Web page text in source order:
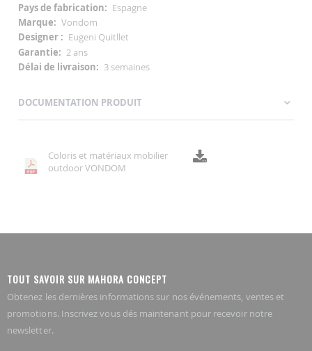
Espagne
Vondom
Eugeni Quitllet
2 ans
3 semaines
DOCUMENTATION PRODUIT
Coloris et matériaux mobilier
outdoor VONDOM
TOUT SAVOIR SUR MAHORA CONCEPT
Obtenez les dernières informations sur nos événements, ventes et
promotions. Inscrivez vous dés maintenant pour recevoir notre
newsletter.